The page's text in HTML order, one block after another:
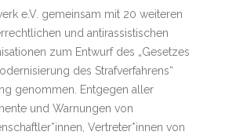
e.V. gemeinsam mit 20 weiteren
und antirassistischen
zum Entwurf des „Gesetzes
des Strafverfahrens“
genommen. Entgegen aller
und Warnungen von
Vertreter*innen von